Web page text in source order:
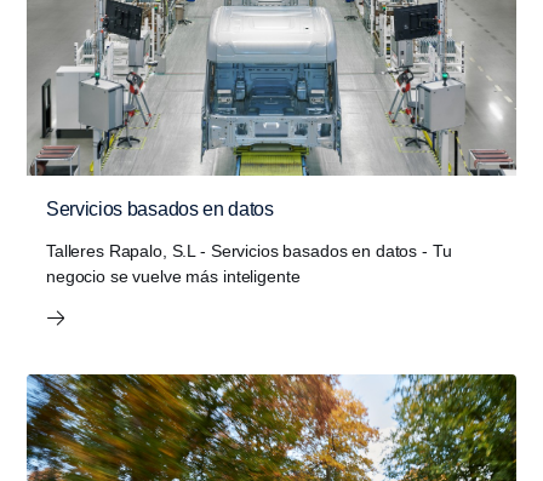
Servicios basados en datos
Talleres Rapalo, S.L - Servicios basados en datos - Tu
negocio se vuelve más inteli­gente